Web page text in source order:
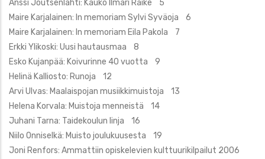
Anssi Joutsenlahti: Kauko Ilmari Räike 5
Maire Karjalainen: In memoriam Sylvi Syväoja 6
Maire Karjalainen: In memoriam Eila Pakola 7
Erkki Ylikoski: Uusi hautausmaa 8
Esko Kujanpää: Koivurinne 40 vuotta 9
Helinä Kalliosto: Runoja 12
Arvi Ulvas: Maalaispojan musiikkimuistoja 13
Helena Korvala: Muistoja menneistä 14
Juhani Tarna: Taidekoulun linja 16
Niilo Onniselkä: Muisto joulukuusesta 19
Joni Renfors: Ammattiin opiskelevien kulttuurikilpailut 2006